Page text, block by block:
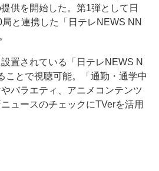
供を開始した。第1弾として日
と連携した「日テレNEWS NN
置されている「日テレNEWS N
ことで視聴可能。「通勤・通学中
バラエティ、アニメコンテンツ
ュースのチェックにTVerを活用